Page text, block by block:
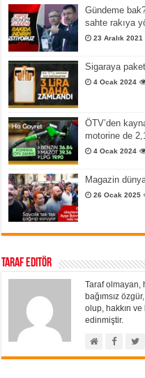
Gündeme
sahte rakıya
23 Aralık 2021
Sigaraya
4 Ocak 2024
ÖTV’den
motorine de
4 Ocak 2024
Magazin
26 Ocak 2025
Taraf Editör
Taraf olmayan,
bağımsız
olup, hakkın ve
edinmiştir.